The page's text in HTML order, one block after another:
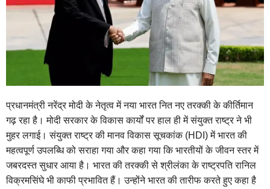
प्रधानमंत्री नरेंद्र मोदी के नेतृत्व में नया भारत नित नए तरक्की के कीर्तिमान
गढ़ रहा है। मोदी सरकार के विकास कार्यों पर हाल ही में संयुक्त राष्ट्र ने भी
मुहर लगाई। संयुक्त राष्ट्र की मानव विकास सूचकांक (HDI) में भारत की
महत्‍वपूर्ण उपलब्‍ध‍ि को सराहा गया और कहा गया कि भारतीयों के जीवन स्तर में
जबरदस्त सुधार आया है। भारत की तरक्की से श्रीलंका के राष्ट्रपति रानिल
विक्रमसिंघे भी काफी प्रभावित हैं। उन्होंने भारत की तारीफ करते हुए कहा है